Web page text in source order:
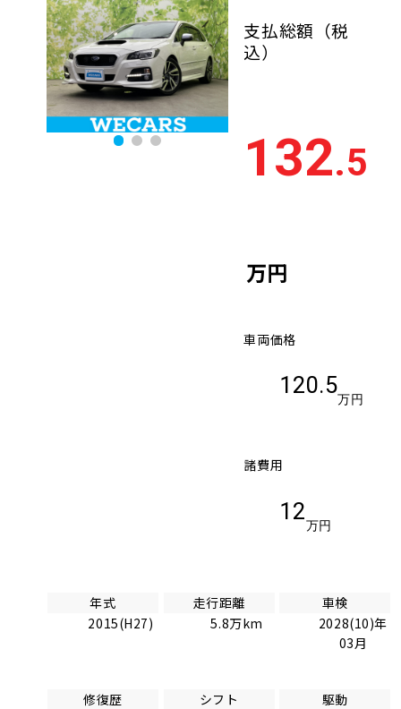
支払総額 （税
込）
132.5
万円
車両価格
120.5
万円
諸費用
12
万円
年式
2015(H27)
走行距離
5.8万km
車検
2028(10)年
03月
修復歴
シフト
駆動